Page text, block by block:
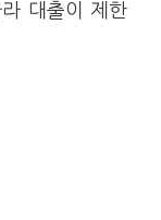
대출이 제한